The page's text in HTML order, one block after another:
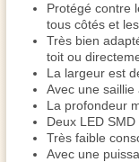
Protégé contre
tous côtés et
Très bien
toit ou
La largeur est
Avec une
La profondeur
Deux LED
Très faible
Avec une